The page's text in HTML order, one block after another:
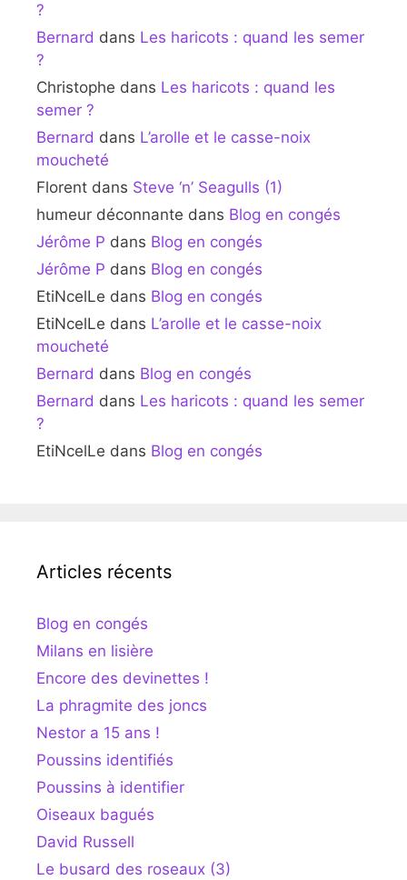
?
Bernard dans Les haricots : quand les semer
?
Christophe dans Les haricots : quand les
semer ?
Bernard dans L’arolle et le casse-noix
moucheté
Florent dans Steve ‘n’ Seagulls (1)
humeur déconnante dans Blog en congés
Jérôme P dans Blog en congés
Jérôme P dans Blog en congés
EtiNcelLe dans Blog en congés
EtiNcelLe dans L’arolle et le casse-noix
moucheté
Bernard dans Blog en congés
Bernard dans Les haricots : quand les semer
?
EtiNcelLe dans Blog en congés
Articles récents
Blog en congés
Milans en lisière
Encore des devinettes !
La phragmite des joncs
Nestor a 15 ans !
Poussins identifiés
Poussins à identifier
Oiseaux bagués
David Russell
Le busard des roseaux (3)